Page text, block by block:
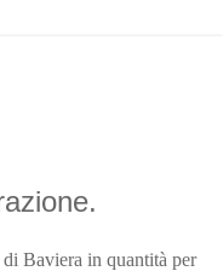
Baviera in quantità per